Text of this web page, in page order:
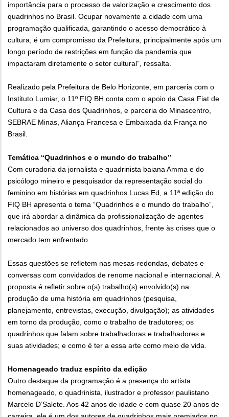
importância para o processo de valorização e crescimento dos
quadrinhos no Brasil. Ocupar novamente a cidade com uma
programação qualificada, garantindo o acesso democrático à
cultura, é um compromisso da Prefeitura, principalmente após um
longo período de restrições em função da pandemia que
impactaram diretamente o setor cultural”, ressalta.
Realizado pela Prefeitura de Belo Horizonte, em parceria com o
Instituto Lumiar, o 11º FIQ BH conta com o apoio da Casa Fiat de
Cultura e da Casa dos Quadrinhos, e parceria do Minascentro,
SEBRAE Minas, Aliança Francesa e Embaixada da França no
Brasil.
Temática “Quadrinhos e o mundo do trabalho”
Com curadoria da jornalista e quadrinista baiana Amma e do
psicólogo mineiro e pesquisador da representação social do
feminino em histórias em quadrinhos Lucas Ed, a 11ª edição do
FIQ BH apresenta o tema “Quadrinhos e o mundo do trabalho”,
que irá abordar a dinâmica da profissionalização de agentes
relacionados ao universo dos quadrinhos, frente às crises que o
mercado tem enfrentado.
Essas questões se refletem nas mesas-redondas, debates e
conversas com convidados de renome nacional e internacional. A
proposta é refletir sobre o(s) trabalho(s) envolvido(s) na
produção de uma história em quadrinhos (pesquisa,
planejamento, entrevistas, execução, divulgação); as atividades
em torno da produção, como o trabalho de tradutores; os
quadrinhos que falam sobre trabalhadoras e trabalhadores e
suas atividades; e como é ter a essa arte como meio de vida.
Homenageado traduz espírito da edição
Outro destaque da programação é a presença do artista
homenageado, o quadrinista, ilustrador e professor paulistano
Marcelo D’Salete. Aos 42 anos de idade e com quase 20 anos de